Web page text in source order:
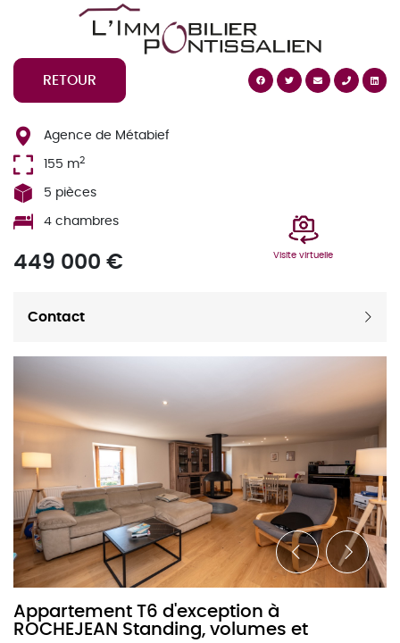
RETOUR
Appartement T6 d'exception à
ROCHEJEAN Standing, volumes et
Agence de Métabief
155 m2
5 pièces
4 chambres
449 000 € Visite virtuelle
Contact
Cookies management panel